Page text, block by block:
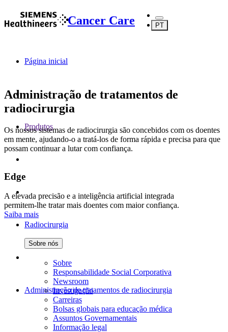
Cancer Care PT
Página inicial
Produtos
Radiocirurgia
Administração de tratamentos de radiocirurgia
Administração de tratamentos de
radiocirurgia
Os nossos sistemas de radiocirurgia são concebidos com os doentes
em mente, ajudando-o a tratá-los de forma rápida e precisa para que
possam continuar a lutar com confiança.
Edge
A elevada precisão e a inteligência artificial integrada
permitem-lhe tratar mais doentes com maior confiança.
Saiba mais
Sobre nós
Sobre
Responsabilidade Social Corporativa
Newsroom
Investigação
Carreiras
Bolsas globais para educação médica
Assuntos Governamentais
Informação legal